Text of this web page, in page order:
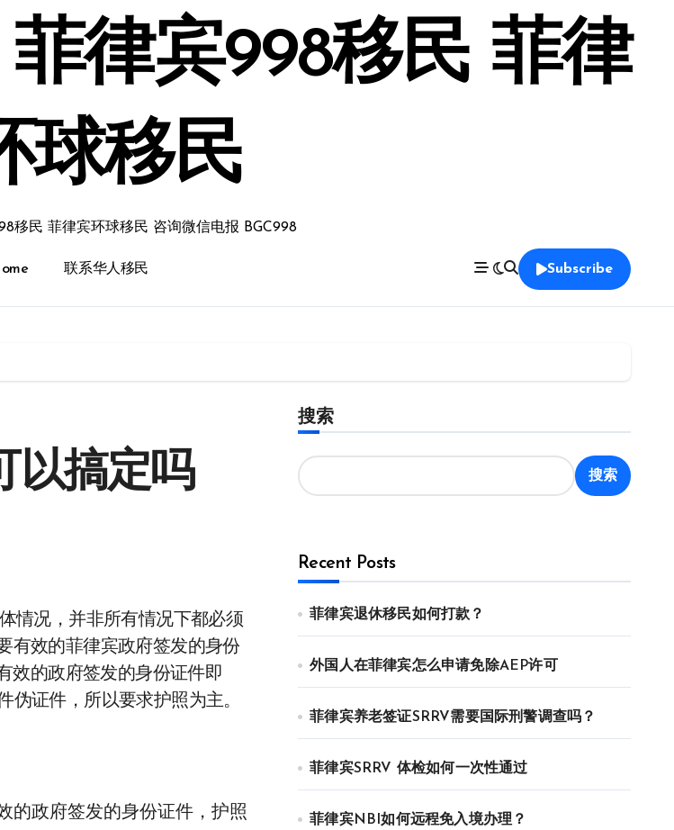
律宾998移民 菲律
球移民
移民 菲律宾环球移民 咨询微信电报 BGC998
联系华人移民 Subscribe
以搞定吗
有效的菲律宾政府签发的身份
效的政府签发的身份证件即
伪证件，所以要求护照为主。
的政府签发的身份证件，护照
搜索
搜索
Recent Posts
菲律宾退休移民如何打款？
外国人在菲律宾怎么申请免除AEP许可
菲律宾养老签证SRRV需要国际刑警调查吗？
菲律宾SRRV 体检如何一次性通过
菲律宾NBI如何远程免入境办理？